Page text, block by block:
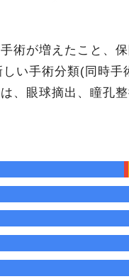
術が増えたこと、
い手術分類(同時手
は、眼球摘出、瞳孔